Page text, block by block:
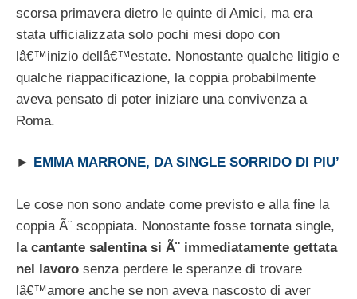
scorsa primavera dietro le quinte di Amici, ma era
stata ufficializzata solo pochi mesi dopo con
lâ€™inizio dellâ€™estate. Nonostante qualche litigio e
qualche riappacificazione, la coppia probabilmente
aveva pensato di poter iniziare una convivenza a
Roma.
► EMMA MARRONE, DA SINGLE SORRIDO DI PIU’
Le cose non sono andate come previsto e alla fine la
coppia Ã¨ scoppiata. Nonostante fosse tornata single,
la cantante salentina si Ã¨ immediatamente gettata
nel lavoro senza perdere le speranze di trovare
lâ€™amore anche se non aveva nascosto di aver